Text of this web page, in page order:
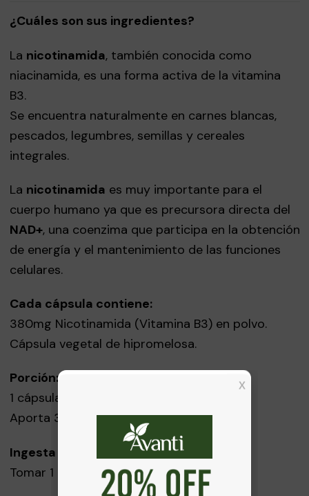
¿Cuáles son sus ingredientes?
La nicotinamida, también conocida como
niacinamida, es una forma activa de la vitamina
B3.
Se encuentra naturalmente en carnes blancas,
pescados, legumbres, semillas y cereales
integrales.
La nicotinamida es muy importante para el
cuerpo humano ya que es precursora directa del
NAD+, una coenzima que participa en la obtención
de energía y el mantenimiento de las funciones
celulares.
Cada cápsula contiene:
380mg Nicotinamida (Vitamina B3) en polvo.
Cápsula vegetal de hipromelosa.
Porción:
1 cápsula 380mg aprox. (0,38g)
Aporta 380mg de Vitamina B3
Ingesta diaria recomendada:
Tomar 1 cápsula al día.